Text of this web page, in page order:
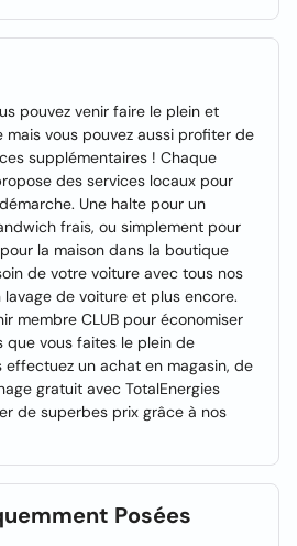
pouvez venir faire le plein et
mais vous pouvez aussi profiter de
supplémentaires ! Chaque
des services locaux pour
Une halte pour un
frais, ou simplement pour
la maison dans la boutique
de votre voiture avec tous nos
de voiture et plus encore.
membre CLUB pour économiser
vous faites le plein de
un achat en magasin, de
gratuit avec TotalEnergies
de superbes prix grâce à nos
Posées